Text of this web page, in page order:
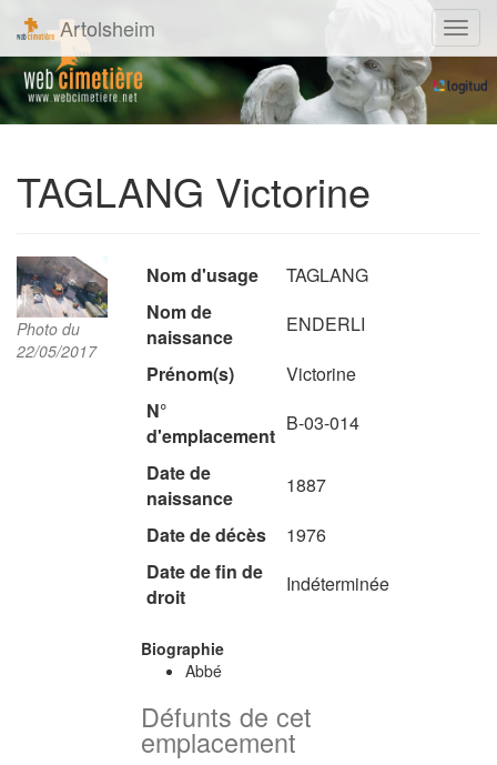
Artolsheim
TAGLANG Victorine
Photo du
22/05/2017
Nom d'usage
TAGLANG
Nom de
naissance
ENDERLI
Prénom(s)
Victorine
N°
d'emplacement
B-03-014
Date de
naissance
1887
Date de décès
1976
Date de fin de
droit
Indéterminée
Biographie
Abbé
Défunts de cet
emplacement